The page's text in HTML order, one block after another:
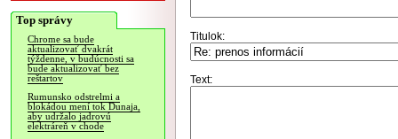
Top správy
Chrome sa bude
aktualizovať dvakrát
týždenne, v budúcnosti sa
bude aktualizovať bez
reštartov
Rumunsko odstrelmi a
blokádou mení tok Dunaja,
aby udržalo jadrovú
elektráreň v chode
Titulok:
Text: